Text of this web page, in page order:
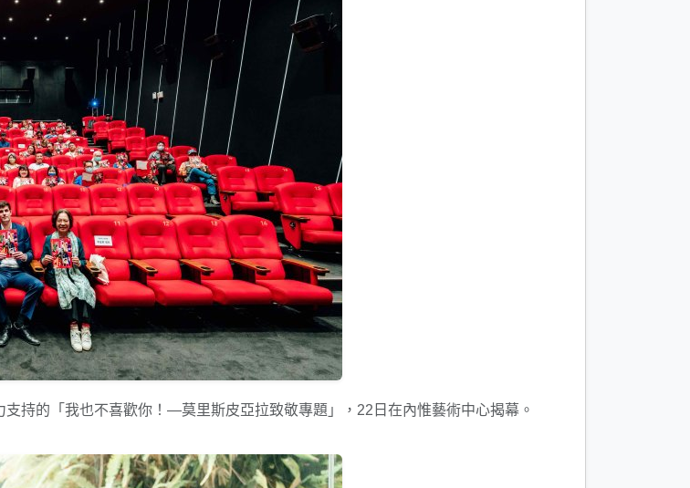
持的「我也不喜歡你！—莫里斯皮亞拉致敬專題」，22日在內惟藝術中心揭幕。